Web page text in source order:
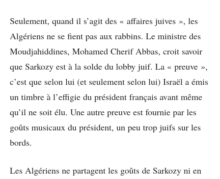
Seulement, quand il s’agit des « affaires juives », les
Algériens ne se fient pas aux rabbins. Le ministre des
Moudjahiddines, Mohamed Cherif Abbas, croit savoir
que Sarkozy est à la solde du lobby juif. La « preuve »,
c’est que selon lui (et seulement selon lui) Israël a émis
un timbre à l’effigie du président français avant même
qu’il ne soit élu. Une autre preuve est fournie par les
goûts musicaux du président, un peu trop juifs sur les
bords.
Les Algériens ne partagent les goûts de Sarkozy ni en